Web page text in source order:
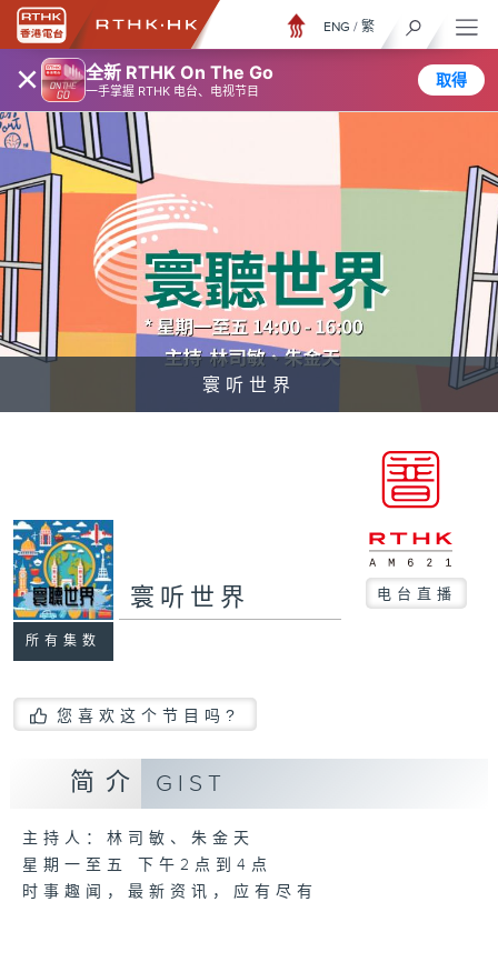
× 全新 RTHK On The Go
一手掌握 RTHK 电台、电视节目
取得
ENG / 繁
寰听世界
所有集数
寰听世界 电台直播
您喜欢这个节目吗?
简介 GIST
主持人：林司敏、朱金天
星期一至五 下午2点到4点
时事趣闻，最新资讯，应有尽有